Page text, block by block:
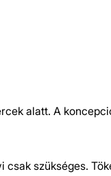
alatt. A
szükséges.